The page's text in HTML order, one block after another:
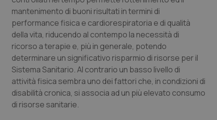
mantenimento di buoni risultati in termini di
performance fisica e cardiorespiratoria e di qualità
della vita, riducendo al contempo la necessità di
ricorso a terapie e, più in generale, potendo
determinare un significativo risparmio di risorse per il
Sistema Sanitario. Al contrario un basso livello di
attività fisica sembra uno dei fattori che, in condizioni di
disabilità cronica, si associa ad un più elevato consumo
di risorse sanitarie.
CookieScriptConsent
CookieScript
www.quotidianosanita.it